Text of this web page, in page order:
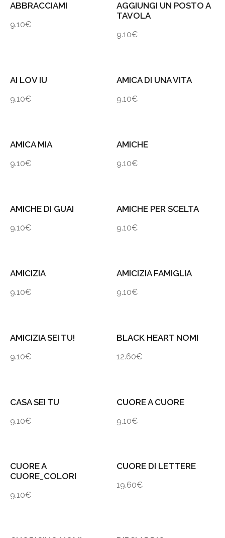
ABBRACCIAMI
9.10€
AGGIUNGI UN POSTO A
TAVOLA
9.10€
AI LOV IU
9.10€
AMICA DI UNA VITA
9.10€
AMICA MIA
9.10€
AMICHE
9.10€
AMICHE DI GUAI
9.10€
AMICHE PER SCELTA
9.10€
AMICIZIA
9.10€
AMICIZIA FAMIGLIA
9.10€
AMICIZIA SEI TU!
9.10€
BLACK HEART NOMI
12.60€
CASA SEI TU
9.10€
CUORE A CUORE
9.10€
CUORE A
CUORE_COLORI
9.10€
CUORE DI LETTERE
19.60€